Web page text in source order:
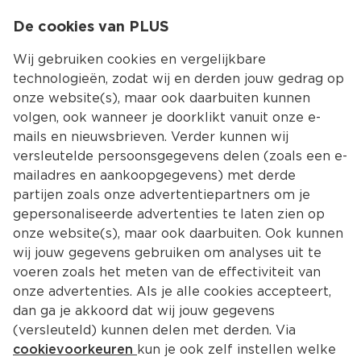
Kies jouw
Terug Producten
De cookies van PLUS
Wij gebruiken cookies en vergelijkbare
technologieën, zodat wij en derden jouw gedrag op
onze website(s), maar ook daarbuiten kunnen
volgen, ook wanneer je doorklikt vanuit onze e-
mails en nieuwsbrieven. Verder kunnen wij
versleutelde persoonsgegevens delen (zoals een e-
mailadres en aankoopgegevens) met derde
partijen zoals onze advertentiepartners om je
gepersonaliseerde advertenties te laten zien op
onze website(s), maar ook daarbuiten. Ook kunnen
wij jouw gegevens gebruiken om analyses uit te
voeren zoals het meten van de effectiviteit van
onze advertenties. Als je alle cookies accepteert,
dan ga je akkoord dat wij jouw gegevens
(versleuteld) kunnen delen met derden. Via
cookievoorkeuren kun je ook zelf instellen welke